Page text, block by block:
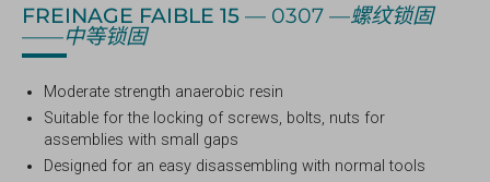
FREINAGE FAIBLE 15 — 0307 —螺纹锁固
——中等锁固
Moderate strength anaerobic resin
Suitable for the locking of screws, bolts, nuts for
assemblies with small gaps
Designed for an easy disassembling with normal tools